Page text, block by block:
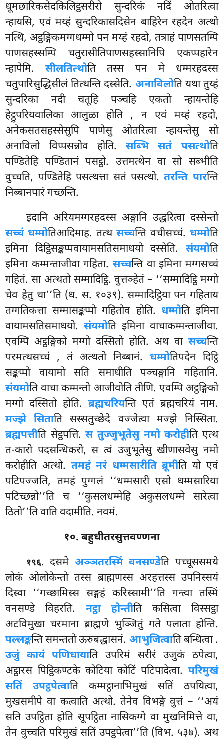
धूमछारिकसेदकिलिट्ठसरीरो सुन्दरिकं नदिं ओतरित्वा
न्हायसि, एवं मय्हं सुन्दरिकासदिसेन बाहिरेन रहदेन अत्थो
नत्थि, अट्ठङ्गिकमग्गधम्मो पन मय्हं रहदो, तत्राहं पाणसतम्पि
पाणसहस्सम्पि चतुरासीतिपाणसहस्सानिपि एकप्पहारेन
न्हापेमि.सीलतित्थोति तस्स पन मे धम्मरहदस्स
चतुपारिसुद्धिसीलं तित्थन्ति दस्सेति. अनाविलोति यथा तुय्हं
सुन्दरिका नदी चतूहि पञ्चहि एकतो न्हायन्तेहि
हेट्ठुपरियवालिका आलुळा होति , न एवं मय्हं रहदो,
अनेकसतसहस्सेसुपि पाणेसु ओतरित्वा न्हायन्तेसु सो
अनाविलो विप्पसन्नोव होति.सब्भि सतं पसत्थोति
पण्डितेहि पण्डितानं पसट्ठो. उत्तमत्थेन वा सो सब्भीति
वुच्चति, पण्डितेहि पसत्थत्ता सतं पसत्थो.तरन्ति पारन्ति
निब्बानपारं गच्छन्ति.
इदानि अरियमग्गरहदस्स अङ्गानि उद्धरित्वा दस्सेन्तो
सच्चं धम्मोतिआदिमाह. तत्थ सच्चन्ति वचीसच्चं. धम्मोति
इमिना दिट्ठिसङ्कप्पवायामसतिसमाधयो दस्सेति. संयमोति
इमिना कम्मन्ताजीवा गहिता. सच्चन्ति वा इमिना मग्गसच्चं
गहितं. सा अत्थतो सम्मादिट्ठि. वुत्तञ्हेतं – ‘‘सम्मादिट्ठि मग्गो
चेव हेतु चा’’ति (ध. स. १०३९). सम्मादिट्ठिया पन गहिताय
तग्गतिकत्ता सम्मासङ्कप्पो गहितोव होति. धम्मोति इमिना
वायामसतिसमाधयो.संयमोति इमिना वाचाकम्मन्ताजीवा.
एवम्पि अट्ठङ्गिको मग्गो दस्सितो होति. अथ वा सच्चन्ति
परमत्थसच्चं , तं अत्थतो निब्बानं. धम्मोतिपदेन दिट्ठि
सङ्कप्पो वायामो सति समाधीति पञ्चङ्गानि गहितानि.
संयमोति वाचा कम्मन्तो आजीवोति तीणि. एवम्पि अट्ठङ्गिको
मग्गो दस्सितो होति. ब्रह्मचरियन्ति एतं ब्रह्मचरियं नाम.
मज्झे सिताति सस्सतुच्छेदे वज्जेत्वा मज्झे निस्सिता.
ब्रह्मपत्तीति सेट्ठपत्ति.स तुज्जुभूतेसु नमो करोहीति एत्थ
त-कारो पदसन्धिकरो, स त्वं उजुभूतेसु खीणासवेसु नमो
करोहीति अत्थो. तमहं नरं धम्मसारीति ब्रूमीति यो एवं
पटिपज्जति, तमहं पुग्गलं ‘‘धम्मसारी एसो धम्मसारिया
पटिच्छन्नो’’ति च ‘‘कुसलधम्मेहि अकुसलधम्मे सारेत्वा
ठितो’’ति वाति वदामीति. नवमं.
१०. बहुधीतरसुत्तवण्णना
१९६. दसमे अञ्ञतरस्मिं वनसण्डेति पच्चूससमये
लोकं ओलोकेन्तो तस्स ब्राह्मणस्स अरहत्तस्स उपनिस्सयं
दिस्वा ‘‘गच्छामिस्स सङ्गहं करिस्सामी’’ति गन्त्वा तस्मिं
वनसण्डे विहरति.नट्ठा होन्तीति कसित्वा विस्सट्ठा
अटविमुखा चरमाना ब्राह्मणे भुञ्जितुं गते पलाता होन्ति.
पल्लङ्कन्ति समन्ततो ऊरुबद्धासनं. आभुजित्वाति बन्धित्वा.
उजुं कायं पणिधायाति उपरिमं सरीरं उजुकं ठपेत्वा,
अट्ठारस पिट्ठिकण्टके कोटिया कोटिं पटिपादेत्वा. परिमुखं
सतिं उपट्ठपेत्वाति कम्मट्ठानाभिमुखं सतिं ठपयित्वा,
मुखसमीपे वा कत्वाति अत्थो. तेनेव विभङ्गे वुत्तं – ‘‘अयं
सति उपट्ठिता होति सूपट्ठिता नासिकग्गे वा मुखनिमित्ते वा,
तेन वुच्चति परिमुखं सतिं उपट्ठपेत्वा’’ति (विभ. ५३७). अथ